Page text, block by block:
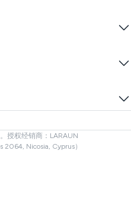
授权经销商：LARAUN
2064, Nicosia, Cyprus）